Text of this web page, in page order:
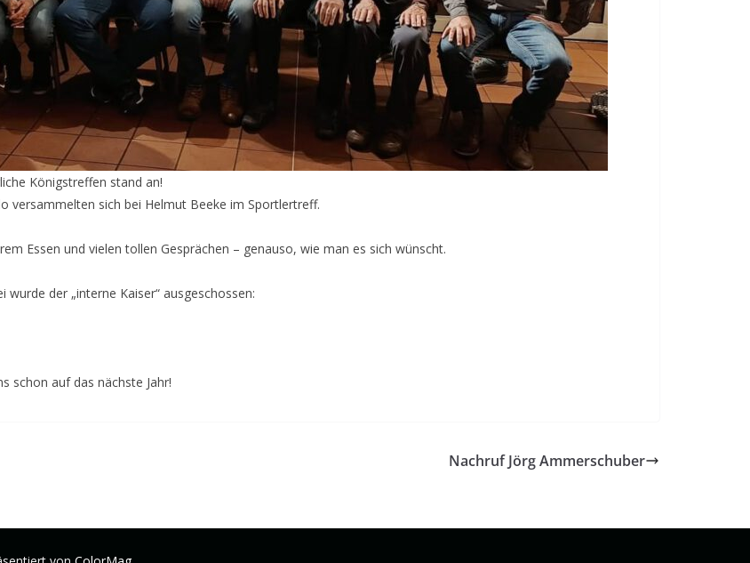
Königstreffen stand an!
versammelten sich bei Helmut Beeke im Sportlertreff.
Essen und vielen tollen Gesprächen – genauso, wie man es sich wünscht.
der „interne Kaiser“ ausgeschossen:
schon auf das nächste Jahr!
Nachruf Jörg Ammerschuber